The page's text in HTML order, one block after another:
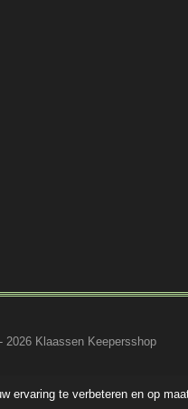
ervaring te verbeteren en op
2026 Klaassen Keepersshop